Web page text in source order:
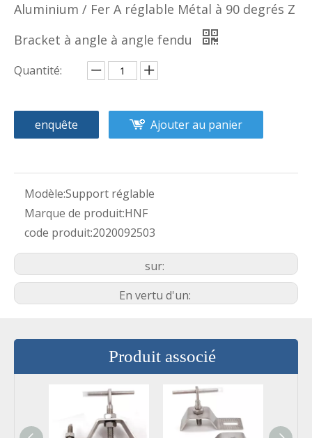
Aluminium / Fer A réglable Métal à 90 degrés Z
Bracket à angle à angle fendu
Quantité:
enquête Ajouter au panier
Modèle:Support réglable
Marque de produit:HNF
code produit:2020092503
sur:
En vertu d'un:
Produit associé